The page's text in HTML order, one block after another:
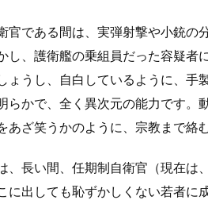
官である間は、実弾射撃や小銃の
し、護衛艦の乗組員だった容疑者
ょうし、自白しているように、手
らかで、全く異次元の能力です。
あざ笑うかのように、宗教まで絡
、長い間、任期制自衛官（現在
に出しても恥ずかしくない若者に